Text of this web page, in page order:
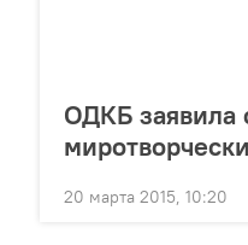
ОДКБ заявила
20 марта 2015, 10:20